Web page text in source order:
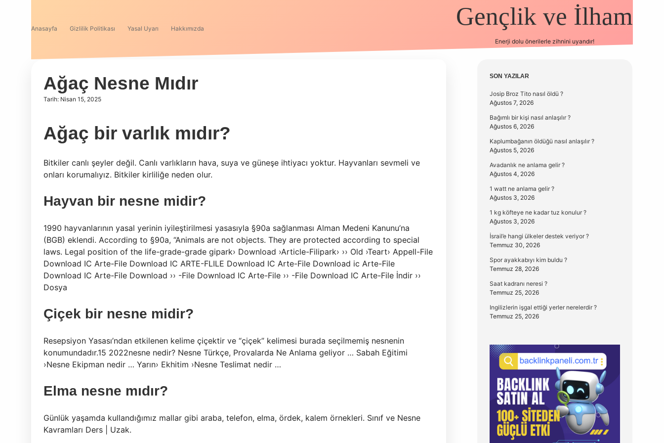
Anasayfa Gizlilik Politikası Yasal Uyarı Hakkımızda Gençlik ve İlham
Enerji dolu önerilerle zihnini uyandır!
Ağaç Nesne Mıdır
Tarih: Nisan 15, 2025
Ağaç bir varlık mıdır?
Bitkiler canlı şeyler değil. Canlı varlıkların hava, suya ve güneşe ihtiyacı yoktur. Hayvanları sevmeli ve
onları korumalıyız. Bitkiler kirliliğe neden olur.
Hayvan bir nesne midir?
1990 hayvanlarının yasal yerinin iyileştirilmesi yasasıyla §90a sağlanması Alman Medeni Kanunu’na
(BGB) eklendi. According to §90a, “Animals are not objects. They are protected according to special
laws. Legal position of the life-grade-grade gipark› Download ›Article-Filipark› ›› Old ›Teart› Appell-File
Download IC Arte-File Download IC ARTE-FLILE Download IC Arte-File Download ic Arte-File
Download IC Arte-File Download ›› -File Download IC Arte-File ›› -File Download IC Arte-File İndir ››
Dosya
Çiçek bir nesne midir?
Resepsiyon Yasası’ndan etkilenen kelime çiçektir ve “çiçek” kelimesi burada seçilmemiş nesnenin
konumundadır.15 2022nesne nedir? Nesne Türkçe, Provalarda Ne Anlama geliyor … Sabah Eğitimi
›Nesne Ekipman nedir … Yarın› Ekhitim ›Nesne Teslimat nedir …
Elma nesne mıdır?
Günlük yaşamda kullandığımız mallar gibi araba, telefon, elma, ördek, kalem örnekleri. Sınıf ve Nesne
Kavramları Ders | Uzak.
Sidebar
SON YAZILAR
Josip Broz Tito nasıl öldü ?
Ağustos 7, 2026
Bağımlı bir kişi nasıl anlaşılır ?
Ağustos 6, 2026
Kaplumbağanın öldüğü nasıl anlaşılır ?
Ağustos 5, 2026
Avadanlık ne anlama gelir ?
Ağustos 4, 2026
1 watt ne anlama gelir ?
Ağustos 3, 2026
1 kg köfteye ne kadar tuz konulur ?
Ağustos 3, 2026
İsrail’e hangi ülkeler destek veriyor ?
Temmuz 30, 2026
Spor ayakkabıyı kim buldu ?
Temmuz 28, 2026
Saat kadranı neresi ?
Temmuz 25, 2026
Ingilizlerin işgal ettiği yerler nerelerdir ?
Temmuz 25, 2026